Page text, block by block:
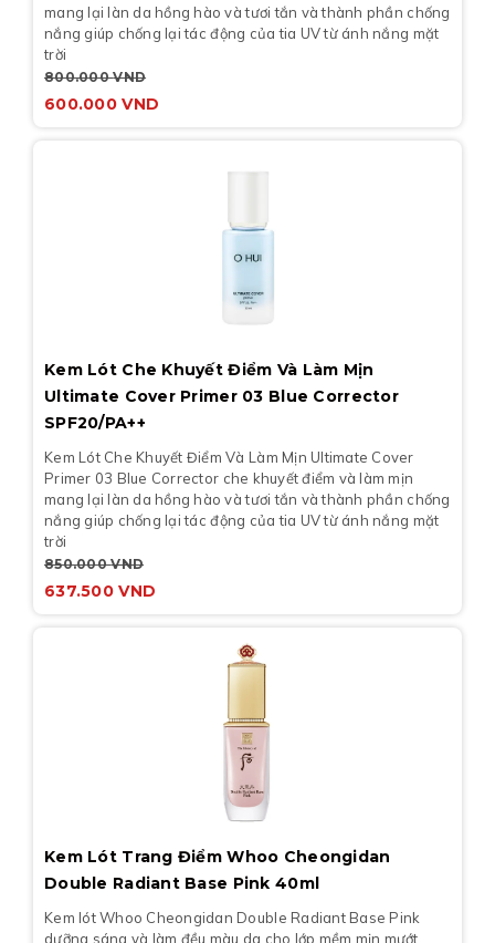
mang lại làn da hồng hào và tươi tắn và thành phần chống
nắng giúp chống lại tác động của tia UV từ ánh nắng mặt
trời
800.000VND
600.000VND
Kem Lót Che Khuyết Điểm Và Làm Mịn
Ultimate Cover Primer 03 Blue Corrector
SPF20/PA++
Kem Lót Che Khuyết Điểm Và Làm Mịn Ultimate Cover
Primer 03 Blue Corrector che khuyết điểm và làm mịn
mang lại làn da hồng hào và tươi tắn và thành phần chống
nắng giúp chống lại tác động của tia UV từ ánh nắng mặt
trời
850.000VND
637.500VND
Kem Lót Trang Điểm Whoo Cheongidan
Double Radiant Base Pink 40ml
Kem lót Whoo Cheongidan Double Radiant Base Pink
dưỡng sáng và làm đều màu da cho lớp mềm mịn mướt